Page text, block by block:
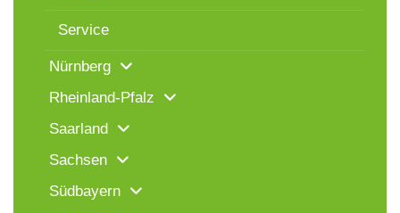
Service
Nürnberg
Rheinland-Pfalz
Saarland
Sachsen
Südbayern